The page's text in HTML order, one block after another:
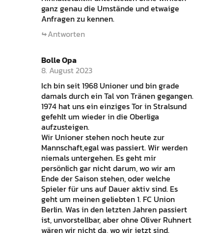
ganz genau die Umstände und etwaige
Anfragen zu kennen.
Antworten
Bolle Opa
8. August 2023
Ich bin seit 1968 Unioner und bin grade
damals durch ein Tal von Tränen gegangen.
1974 hat uns ein einziges Tor in Stralsund
gefehlt um wieder in die Oberliga
aufzusteigen.
Wir Unioner stehen noch heute zur
Mannschaft,egal was passiert. Wir werden
niemals untergehen. Es geht mir
persönlich gar nicht darum, wo wir am
Ende der Saison stehen, oder welche
Spieler für uns auf Dauer aktiv sind. Es
geht um meinen geliebten 1. FC Union
Berlin. Was in den letzten Jahren passiert
ist, unvorstellbar, aber ohne Oliver Ruhnert
wären wir nicht da, wo wir jetzt sind.